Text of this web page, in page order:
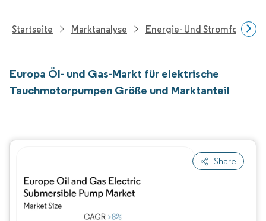
Startseite Marktanalyse Energie- Und
Europa Öl- und Gas-Markt für elektrische
Tauchmotorpumpen Größe und Marktanteil
Share